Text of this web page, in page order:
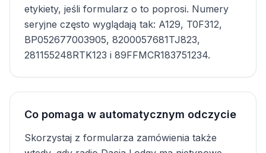
etykiety, jeśli formularz o to poprosi. Numery
seryjne często wyglądają tak: A129, T0F312,
BP052677003905, 8200057681TJ823,
281155248RTK123 i 89FFMCR183751234.
Co pomaga w automatycznym odczycie
Skorzystaj z formularza zamówienia także